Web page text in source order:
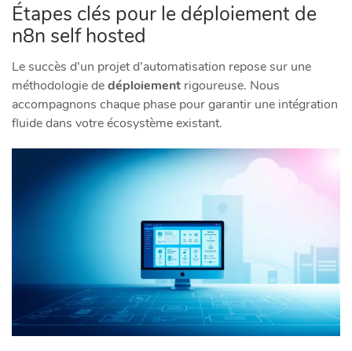
Étapes clés pour le déploiement de
n8n self hosted
Le succès d’un projet d’automatisation repose sur une
méthodologie dedéploiement rigoureuse. Nous
accompagnons chaque phase pour garantir une intégration
fluide dans votre écosystème existant.